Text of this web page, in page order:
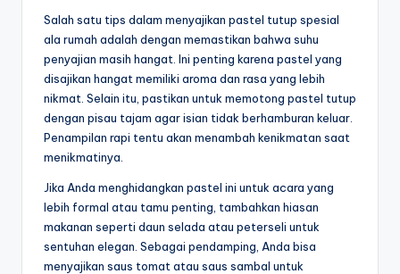
Salah satu tips dalam menyajikan pastel tutup spesial
ala rumah adalah dengan memastikan bahwa suhu
penyajian masih hangat. Ini penting karena pastel yang
disajikan hangat memiliki aroma dan rasa yang lebih
nikmat. Selain itu, pastikan untuk memotong pastel tutup
dengan pisau tajam agar isian tidak berhamburan keluar.
Penampilan rapi tentu akan menambah kenikmatan saat
menikmatinya.
Jika Anda menghidangkan pastel ini untuk acara yang
lebih formal atau tamu penting, tambahkan hiasan
makanan seperti daun selada atau peterseli untuk
sentuhan elegan. Sebagai pendamping, Anda bisa
menyajikan saus tomat atau saus sambal untuk